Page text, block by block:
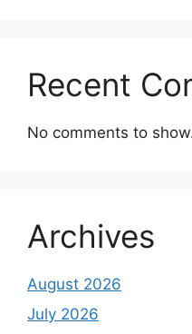
Recent
No comments to
Archives
August 2026
July 2026